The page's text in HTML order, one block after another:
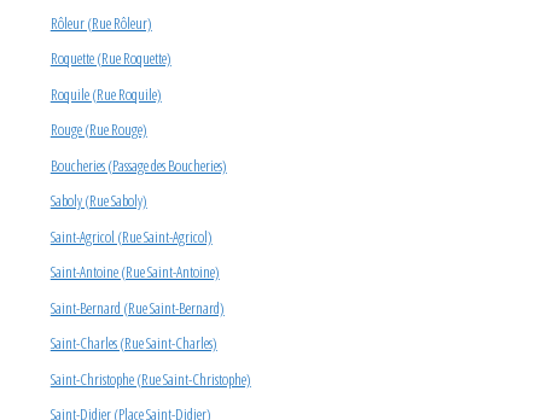
Rôleur (Rue Rôleur)
Roquette (Rue Roquette)
Roquile (Rue Roquile)
Rouge (Rue Rouge)
Boucheries (Passage des Boucheries)
Saboly (Rue Saboly)
Saint-Agricol (Rue Saint-Agricol)
Saint-Antoine (Rue Saint-Antoine)
Saint-Bernard (Rue Saint-Bernard)
Saint-Charles (Rue Saint-Charles)
Saint-Christophe (Rue Saint-Christophe)
Saint-Didier (Place Saint-Didier)